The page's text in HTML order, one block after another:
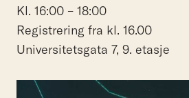
Kl. 16:00 – 18:00
Registrering fra kl. 16.00
Universitetsgata 7, 9. etasje